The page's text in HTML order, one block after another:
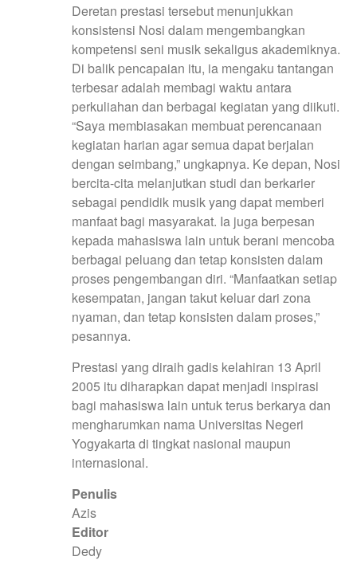
Deretan prestasi tersebut menunjukkan
konsistensi Nosi dalam mengembangkan
kompetensi seni musik sekaligus akademiknya.
Di balik pencapaian itu, ia mengaku tantangan
terbesar adalah membagi waktu antara
perkuliahan dan berbagai kegiatan yang diikuti.
“Saya membiasakan membuat perencanaan
kegiatan harian agar semua dapat berjalan
dengan seimbang,” ungkapnya. Ke depan, Nosi
bercita-cita melanjutkan studi dan berkarier
sebagai pendidik musik yang dapat memberi
manfaat bagi masyarakat. Ia juga berpesan
kepada mahasiswa lain untuk berani mencoba
berbagai peluang dan tetap konsisten dalam
proses pengembangan diri. “Manfaatkan setiap
kesempatan, jangan takut keluar dari zona
nyaman, dan tetap konsisten dalam proses,”
pesannya.
Prestasi yang diraih gadis kelahiran 13 April
2005 itu diharapkan dapat menjadi inspirasi
bagi mahasiswa lain untuk terus berkarya dan
mengharumkan nama Universitas Negeri
Yogyakarta di tingkat nasional maupun
internasional.
Penulis
Azis
Editor
Dedy